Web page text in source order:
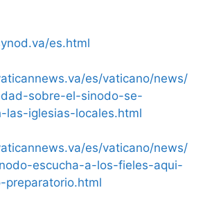
es.html
es/vaticano/news/
sobre-el-sinodo-se-
las-iglesias-locales.html
es/vaticano/news/
escucha-a-los-fieles-aqui-
preparatorio.html